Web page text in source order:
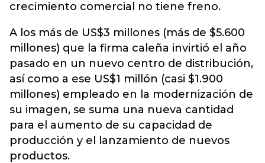
crecimiento comercial no tiene freno.
A los más de US$3 millones (más de $5.600
millones) que la firma caleña invirtió el año
pasado en un nuevo centro de distribución,
así como a ese US$1 millón (casi $1.900
millones) empleado en la modernización de
su imagen, se suma una nueva cantidad
para el aumento de su capacidad de
producción y el lanzamiento de nuevos
productos.